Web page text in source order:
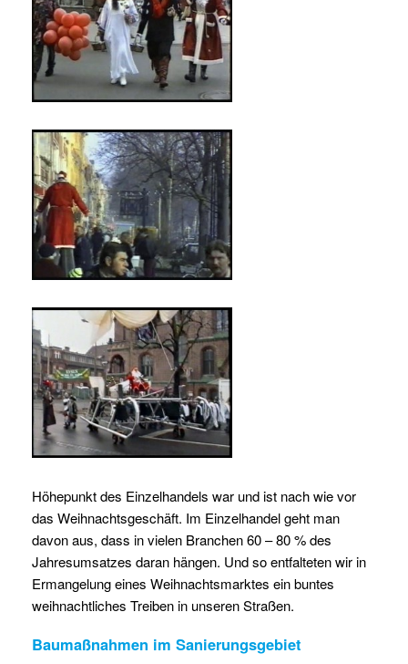
Höhepunkt des Einzelhandels war und ist nach wie vor
das Weihnachtsgeschäft. Im Einzelhandel geht man
davon aus, dass in vielen Branchen 60 – 80 % des
Jahresumsatzes daran hängen. Und so entfalteten wir in
Ermangelung eines Weihnachtsmarktes ein buntes
weihnachtliches Treiben in unseren Straßen.
Baumaßnahmen im Sanierungsgebiet